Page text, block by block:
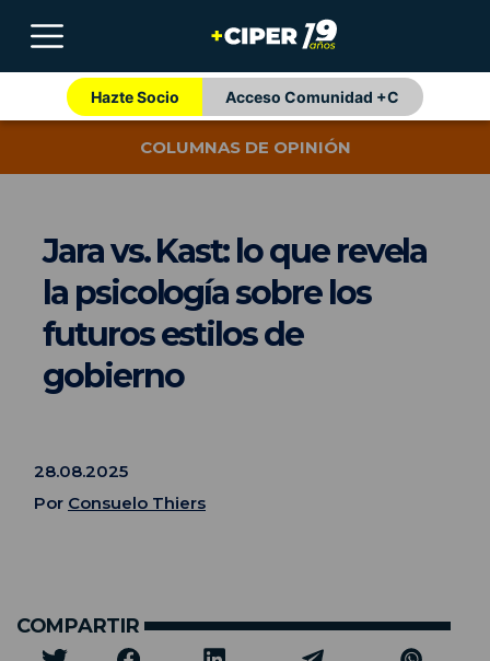
Hazte Socio Acceso Comunidad +C
COLUMNAS DE OPINIÓN
Jara vs. Kast: lo que revela
la psicología sobre los
futuros estilos de
gobierno
28.08.2025
Por Consuelo Thiers
COMPARTIR